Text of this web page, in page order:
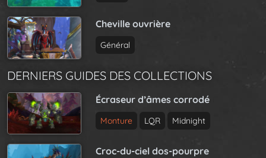
Cheville ouvrière
Général
DERNIERS GUIDES DES COLLECTIONS
Écraseur d’âmes corrodé
Monture LQR Midnight
Croc-du-ciel dos-pourpre